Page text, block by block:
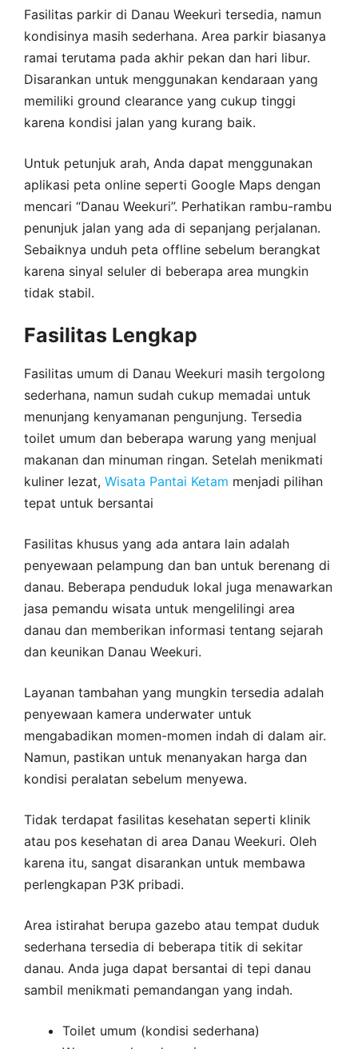
Fasilitas parkir di Danau Weekuri tersedia, namun
kondisinya masih sederhana. Area parkir biasanya
ramai terutama pada akhir pekan dan hari libur.
Disarankan untuk menggunakan kendaraan yang
memiliki ground clearance yang cukup tinggi
karena kondisi jalan yang kurang baik.
Untuk petunjuk arah, Anda dapat menggunakan
aplikasi peta online seperti Google Maps dengan
mencari “Danau Weekuri”. Perhatikan rambu-rambu
penunjuk jalan yang ada di sepanjang perjalanan.
Sebaiknya unduh peta offline sebelum berangkat
karena sinyal seluler di beberapa area mungkin
tidak stabil.
Fasilitas Lengkap
Fasilitas umum di Danau Weekuri masih tergolong
sederhana, namun sudah cukup memadai untuk
menunjang kenyamanan pengunjung. Tersedia
toilet umum dan beberapa warung yang menjual
makanan dan minuman ringan. Setelah menikmati
kuliner lezat, Wisata Pantai Ketam menjadi pilihan
tepat untuk bersantai
Fasilitas khusus yang ada antara lain adalah
penyewaan pelampung dan ban untuk berenang di
danau. Beberapa penduduk lokal juga menawarkan
jasa pemandu wisata untuk mengelilingi area
danau dan memberikan informasi tentang sejarah
dan keunikan Danau Weekuri.
Layanan tambahan yang mungkin tersedia adalah
penyewaan kamera underwater untuk
mengabadikan momen-momen indah di dalam air.
Namun, pastikan untuk menanyakan harga dan
kondisi peralatan sebelum menyewa.
Tidak terdapat fasilitas kesehatan seperti klinik
atau pos kesehatan di area Danau Weekuri. Oleh
karena itu, sangat disarankan untuk membawa
perlengkapan P3K pribadi.
Area istirahat berupa gazebo atau tempat duduk
sederhana tersedia di beberapa titik di sekitar
danau. Anda juga dapat bersantai di tepi danau
sambil menikmati pemandangan yang indah.
Toilet umum (kondisi sederhana)